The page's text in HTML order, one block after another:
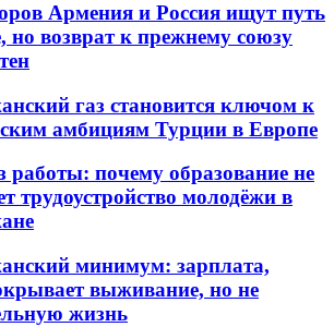
Армения и Россия ищут путь
но возврат к прежнему союзу
газ становится ключом к
амбициям Турции в Европе
работы: почему образование не
трудоустройство молодёжи в
минимум: зарплата,
выживание, но не
жизнь